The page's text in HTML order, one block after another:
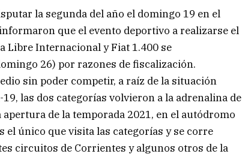
la segunda del año el domingo 19 en el
que el evento deportivo a realizarse el
Libre Internacional y Fiat 1.400 se
26) por razones de fiscalización.
sin poder competir, a raíz de la situación
las dos categorías volvieron a la adrenalina de
de la temporada 2021, en el autódromo
el único que visita las categorías y se corre
circuitos de Corrientes y algunos otros de la